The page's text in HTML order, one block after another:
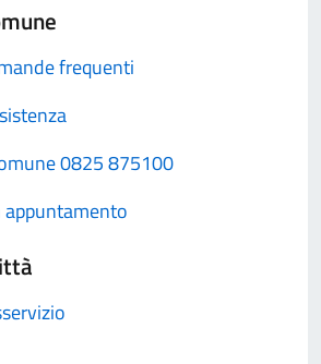
frequenti
0825 875100